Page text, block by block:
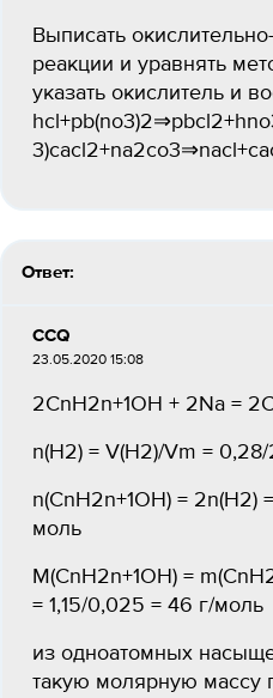
Выписать
реакции и уравнять
указать окислитель и
Ответ:
CCQ
23.05.2020 15:08
2СnH2n+1OH + 2Na =
n(H2) = V(H2)/Vm =
n(СnH2n+1OH) = 2n(H2)
моль
M(СnH2n+1OH) =
= 1,15/0,025 = 46 г/моль
из одноатомных
такую молярную массу